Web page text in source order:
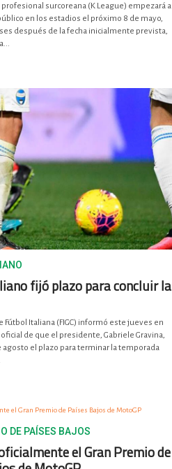
profesional surcoreana (K League) empezará a
en los estadios el próximo 8 de mayo,
después de la fecha inicialmente prevista,
fijó plazo para concluir la
Fútbol Italiana (FIGC) informó este jueves en
de que el presidente, Gabriele Gravina,
agosto el plazo para terminar la temporada
DE PAÍSES BAJOS
el Gran Premio de